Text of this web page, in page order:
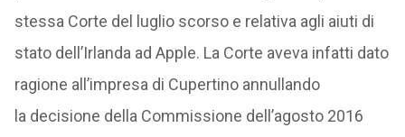
stessa Corte del luglio scorso e relativa agli aiuti di
stato dell’Irlanda ad Apple. La Corte aveva infatti dato
ragione all’impresa di Cupertino annullando
la decisione della Commissione dell’agosto 2016